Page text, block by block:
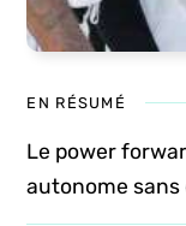
EN RÉSUMÉ
Le power
autonome